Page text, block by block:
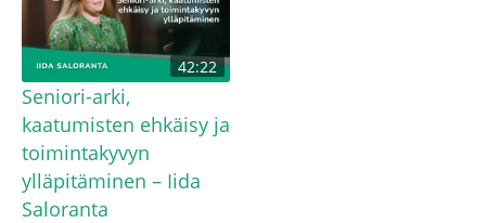
42:22
Seniori-arki,
kaatumisten ehkäisy ja
toimintakyvyn
ylläpitäminen – Iida
Saloranta